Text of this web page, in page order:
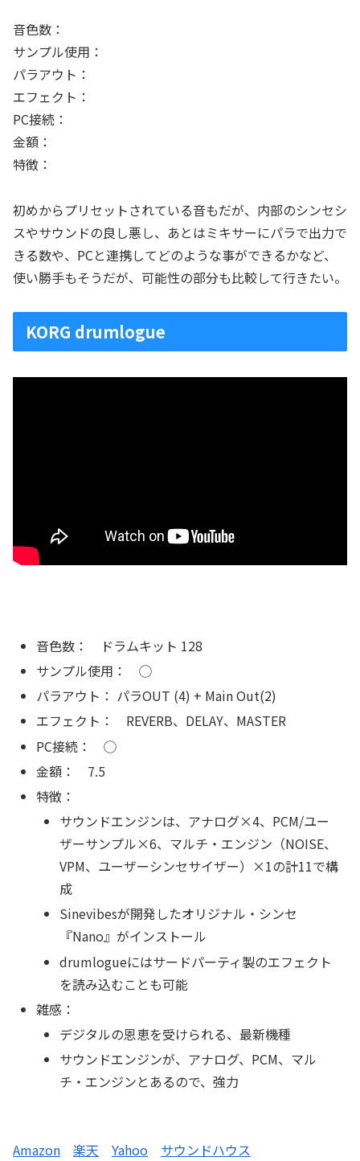
音色数：
サンプル使用：
パラアウト：
エフェクト：
PC接続：
金額：
特徴：
初めからプリセットされている音もだが、内部のシンセシ
スやサウンドの良し悪し、あとはミキサーにパラで出力で
きる数や、PCと連携してどのような事ができるかなど、
使い勝手もそうだが、可能性の部分も比較して行きたい。
KORG drumlogue
音色数： ドラムキット 128
サンプル使用： ◯
パラアウト： パラOUT (4) + Main Out(2)
エフェクト： REVERB、DELAY、MASTER
PC接続： ◯
金額： 7.5
特徴：
サウンドエンジンは、アナログ×4、PCM/ユー
ザーサンプル×6、マルチ・エンジン（NOISE、
VPM、ユーザーシンセサイザー）×1の計11で構
成
Sinevibesが開発したオリジナル・シンセ
『Nano』がインストール
drumlogueにはサードパーティ製のエフェクト
を読み込むことも可能
雑感：
デジタルの恩恵を受けられる、最新機種
サウンドエンジンが、アナログ、PCM、マル
チ・エンジンとあるので、強力
Amazon 楽天 Yahoo サウンドハウス